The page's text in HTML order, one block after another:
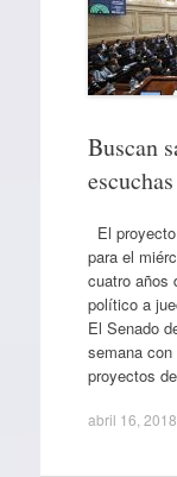
Buscan
El
para el
cuatro años
político a
El Senado
semana
proyectos
abril 16, 2018